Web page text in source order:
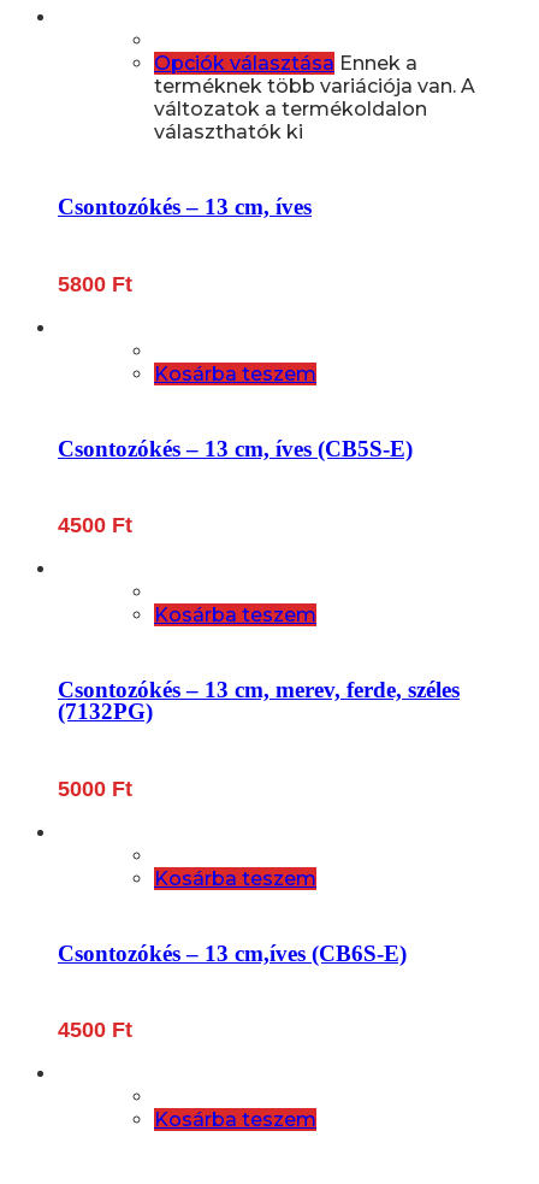
Opciók választása Ennek a
terméknek több variációja van. A
változatok a termékoldalon
választhatók ki
Csontozókés – 13 cm, íves
5800 Ft
Kosárba teszem
Csontozókés – 13 cm, íves (CB5S-E)
4500 Ft
Kosárba teszem
Csontozókés – 13 cm, merev, ferde, széles
(7132PG)
5000 Ft
Kosárba teszem
Csontozókés – 13 cm,íves (CB6S-E)
4500 Ft
Kosárba teszem